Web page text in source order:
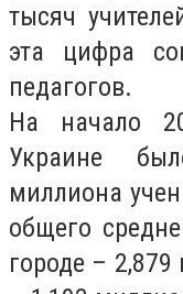
тысяч
эта цифра
педагогов.
На начало
Украине
миллиона
общего
городе –